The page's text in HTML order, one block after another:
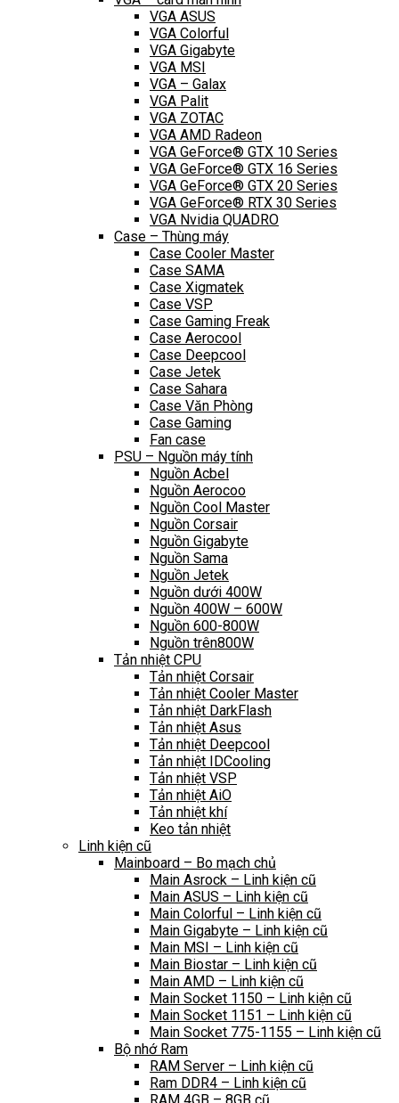
VGA ASUS
VGA Colorful
VGA Gigabyte
VGA MSI
VGA – Galax
VGA Palit
VGA ZOTAC
VGA AMD Radeon
VGA GeForce® GTX 10 Series
VGA GeForce® GTX 16 Series
VGA GeForce® GTX 20 Series
VGA GeForce® RTX 30 Series
VGA Nvidia QUADRO
Case – Thùng máy
Case Cooler Master
Case SAMA
Case Xigmatek
Case VSP
Case Gaming Freak
Case Aerocool
Case Deepcool
Case Jetek
Case Sahara
Case Văn Phòng
Case Gaming
Fan case
PSU – Nguồn máy tính
Nguồn Acbel
Nguồn Aerocoo
Nguồn Cool Master
Nguồn Corsair
Nguồn Gigabyte
Nguồn Sama
Nguồn Jetek
Nguồn dưới 400W
Nguồn 400W – 600W
Nguồn 600-800W
Nguồn trên800W
Tản nhiệt CPU
Tản nhiệt Corsair
Tản nhiệt Cooler Master
Tản nhiệt DarkFlash
Tản nhiệt Asus
Tản nhiệt Deepcool
Tản nhiệt IDCooling
Tản nhiệt VSP
Tản nhiệt AiO
Tản nhiệt khí
Keo tản nhiệt
Linh kiện cũ
Mainboard – Bo mạch chủ
Main Asrock – Linh kiện cũ
Main ASUS – Linh kiện cũ
Main Colorful – Linh kiện cũ
Main Gigabyte – Linh kiện cũ
Main MSI – Linh kiện cũ
Main Biostar – Linh kiện cũ
Main AMD – Linh kiện cũ
Main Socket 1150 – Linh kiện cũ
Main Socket 1151 – Linh kiện cũ
Main Socket 775-1155 – Linh kiện cũ
Bộ nhớ Ram
RAM Server – Linh kiện cũ
Ram DDR4 – Linh kiện cũ